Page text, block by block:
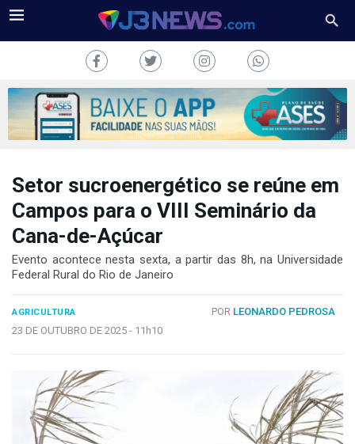
J3NEWS
COLUNAS
Copyright
Desenvolvido
Hesea
Tecnologia
Setor sucroenergético se reúne em
Campos para o VIII Seminário da
Cana-de-Açúcar
Evento acontece nesta sexta, a partir das 8h, na Universidade
Federal Rural do Rio de Janeiro
AGRICULTURA POR LEONARDO PEDROSA
23 DE OUTUBRO DE 2025 - 11h10